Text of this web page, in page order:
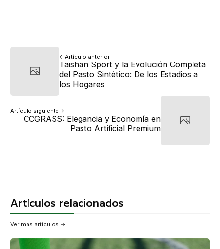
Artículo anterior
Taishan Sport y la Evolución Completa
del Pasto Sintético: De los Estadios a
los Hogares
Artículo siguiente
CCGRASS: Elegancia y Economía en
Pasto Artificial Premium
Artículos relacionados
Ver más artículos